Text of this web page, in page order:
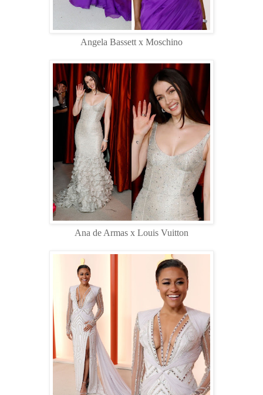
Angela Bassett x Moschino
Ana de Armas x Louis Vuitton